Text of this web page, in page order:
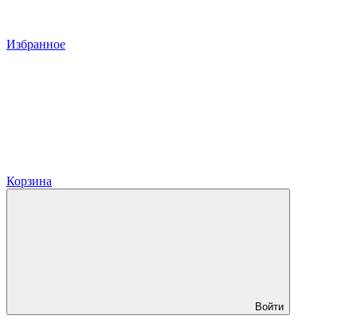
Избранное
Корзина
Войти